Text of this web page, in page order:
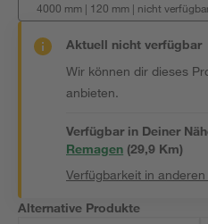
4000 mm | 120 mm | nicht
Aktuell nicht verfügbar
Wir können dir dieses
anbieten.
Verfügbar in Deiner
Remagen (29,9 Km)
Verfügbarkeit in
Alternative Produkte